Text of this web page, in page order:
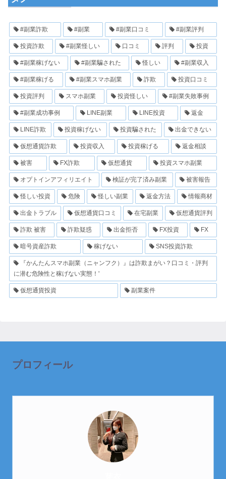
#副業詐欺 #副業 #副業口コミ #副業評判
投資詐欺 #副業怪しい 口コミ 評判 投資
#副業稼げない #副業騙された 怪しい #副業収入
#副業稼げる #副業スマホ副業 詐欺 投資口コミ
投資評判 スマホ副業 投資怪しい #副業失敗事例
#副業成功事例 LINE副業 LINE投資 返金
LINE詐欺 投資稼げない 投資騙された 出金できない
仮想通貨詐欺 投資収入 投資稼げる 返金相談
被害 FX詐欺 仮想通貨 投資スマホ副業
オプトインアフィリエイト 検証が完了済み副業 被害報告
怪しい投資 危険 怪しい副業 返金方法 情報商材
出金トラブル 仮想通貨口コミ 在宅副業 仮想通貨評判
詐欺 被害 詐欺疑惑 出金拒否 FX投資 FX
暗号資産詐欺 稼げない SNS投資詐欺
『かんたんスマホ副業（ニャンフク）』は詐欺まがい？口コミ・評判
に潜む危険性と稼げない実態！'
仮想通貨投資 副業案件
プロフィール